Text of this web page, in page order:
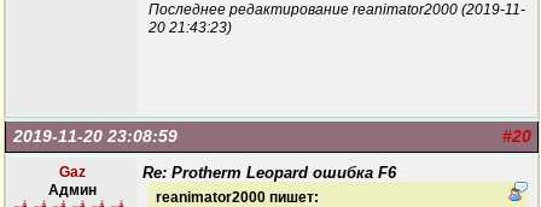
Последнее редактирование reanimator2000 (2019-11-
20 21:43:23)
#20
2019-11-20 23:08:59
Gaz
Админ
Re: Protherm Leopard ошибка F6
reanimator2000 пишет: